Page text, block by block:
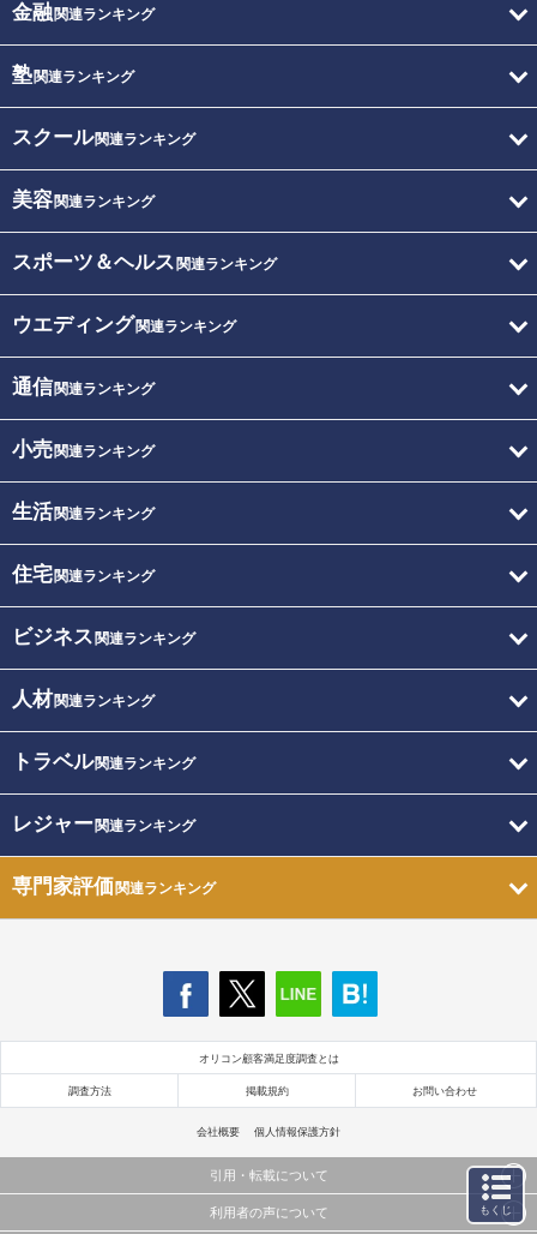
金融関連ランキング
塾関連ランキング
スクール関連ランキング
美容関連ランキング
スポーツ＆ヘルス 関連ランキング
ウエディング関連ランキング
通信関連ランキング
小売関連ランキング
生活関連ランキング
住宅関連ランキング
ビジネス 関連ランキング
人材関連ランキング
トラベル関連ランキング
レジャー関連ランキング
専門家評価関連ランキング
オリコン顧客満足度調査とは
調査方法 掲載規約 お問い合わせ
会社概要 個人情報保護方針
引用・転載について
当サイトで公開されている情報（文字、写真、イラスト、画像データ等）及びこれらの配置・
利用者の声について もくじ